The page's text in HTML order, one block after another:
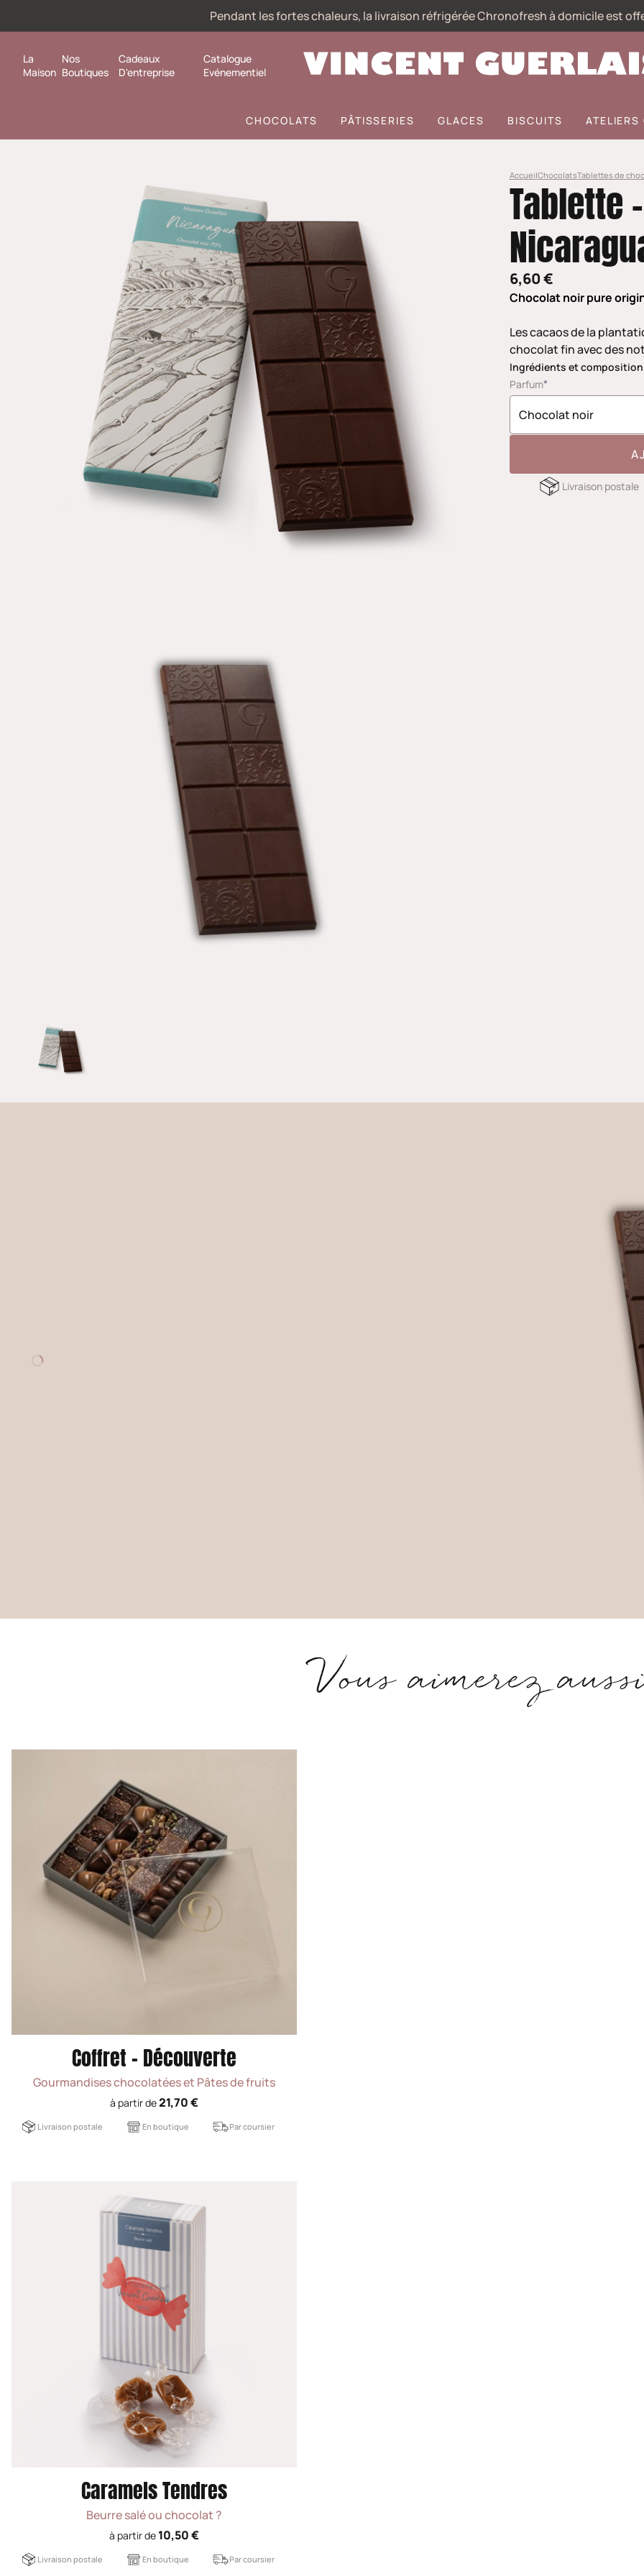
Pendant les fortes chaleurs, la livraison réfrigérée Chronofresh à domicile est
CHOCOLATS PÂTISSERIES GLACES BISCUITS
La
Maison
Nos
Boutiques
Cadeaux
D'entreprise
Catalogue
Evénementiel
AccueilChocolatsTablettes de
Tablette
6,60 €
Chocolat noir pure
Les cacaos de la
chocolat fin avec des
Ingrédients et composition
Parfum*
Livraison postale
Vous aimerez
Coffret - Découverte
Gourmandises chocolatées et Pâtes de fruits
à partir de21,70 €
Livraison postale En boutique Par coursier
Caramels Tendres
Beurre salé ou chocolat ?
à partir de 10,50 €
Livraison postale En boutique Par coursier